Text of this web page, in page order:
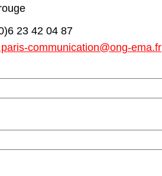
23 42 04 87
communication@ong-ema.fr